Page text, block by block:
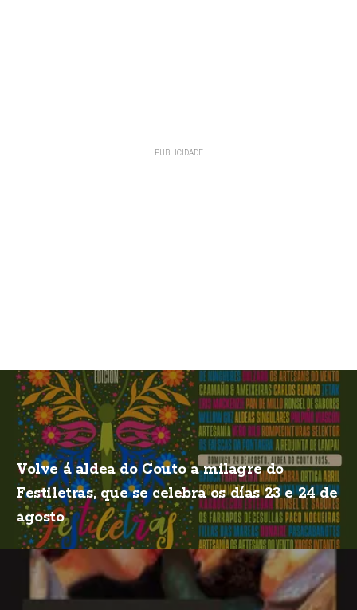
Volve á aldea do Couto a milagre do
Festiletras, que se celebra os días 23 e 24 de
agosto